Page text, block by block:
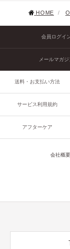
HOME /
会員ログイ
メールマガジ
送料・お支払い方法
サービス利用規約
アフターケア
会社概要